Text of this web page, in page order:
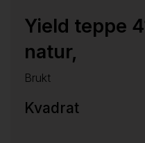
Yield teppe
natur,
Brukt
Kvadrat